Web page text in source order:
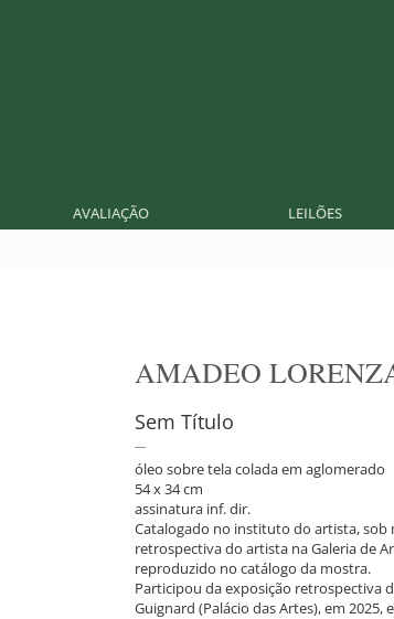
AVALIAÇÃO LEILÕES
AMADEO
Sem Título
óleo sobre tela colada em aglomerado
54 x 34 cm
assinatura inf. dir.
Catalogado no instituto do artista, sob
retrospectiva do artista na Galeria de
reproduzido no catálogo da mostra.
Participou da exposição retrospectiva
Guignard (Palácio das Artes), em